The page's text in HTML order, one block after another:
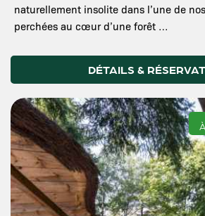
naturellement insolite dans l’une de
perchées au cœur d’une forêt …
DÉTAILS &